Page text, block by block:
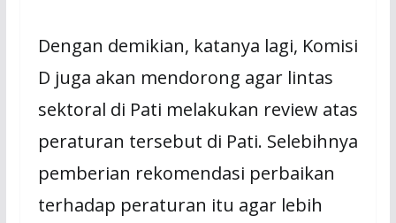
Dengan demikian, katanya lagi, Komisi
D juga akan mendorong agar lintas
sektoral di Pati melakukan review atas
peraturan tersebut di Pati. Selebihnya
pemberian rekomendasi perbaikan
terhadap peraturan itu agar lebih